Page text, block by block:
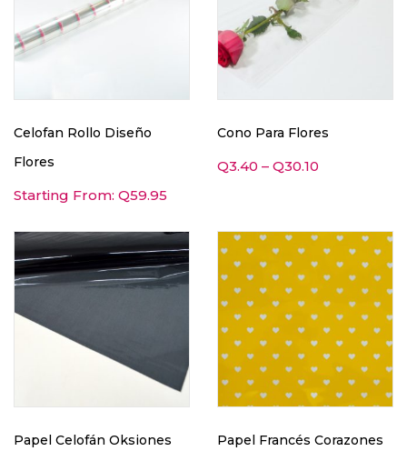
Celofan Rollo Diseño
Flores
Starting From: Q59.95
Cono Para Flores
Q3.40 – Q30.10
Papel Celofán Oksiones Papel Francés Corazones